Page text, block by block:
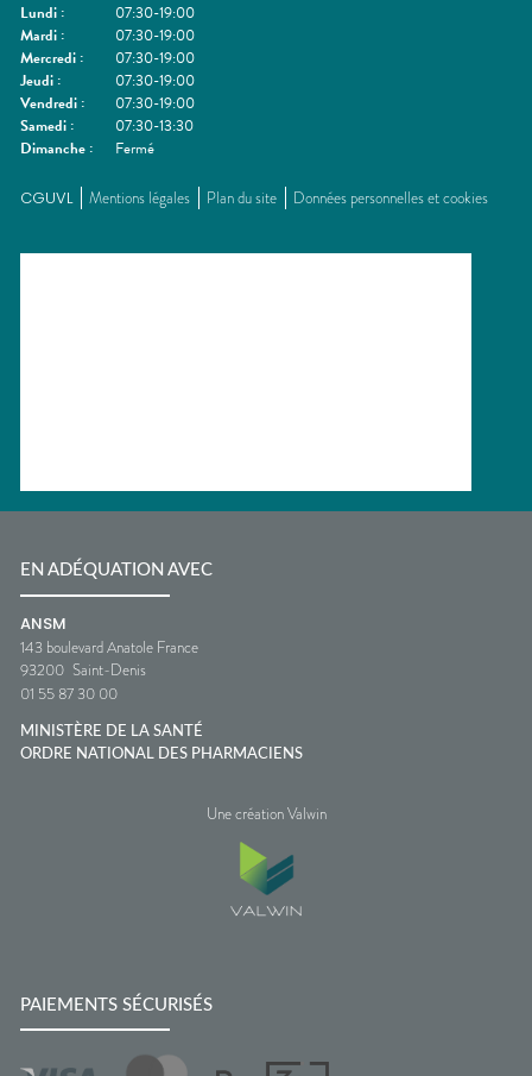
Lundi :
07:30-19:00
Mardi :
07:30-19:00
Mercredi :
07:30-19:00
Jeudi :
07:30-19:00
Vendredi :
07:30-19:00
Samedi :
07:30-13:30
Dimanche : Fermé
CGUVL Mentions légales Plan du site Données personnelles et cookies
EN ADÉQUATION AVEC
ANSM
143 boulevard Anatole France
93200 Saint-Denis
01 55 87 30 00
MINISTÈRE DE LA SANTÉ
ORDRE NATIONAL DES PHARMACIENS
Une création Valwin
PAIEMENTS SÉCURISÉS